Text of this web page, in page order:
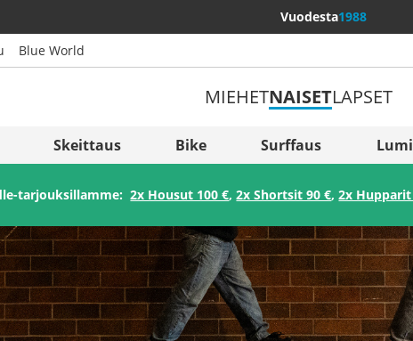
Vuodesta1988
Slovenija
België (Nederlands)
Belgique (Français)
Danmark
Norge
Blue World
MIEHETNAISETLAPSET
Skeittaus Bike Surffaus
tarjouksillamme:2x Housut 100 €,2x Shortsit 90 €,2x Hupparit